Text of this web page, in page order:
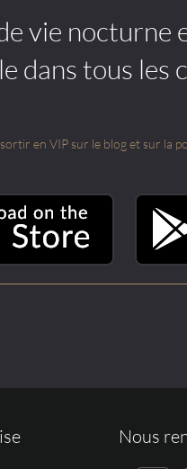
vie nocturne
dans tous les
en VIP sur le blog et sur la
Nous